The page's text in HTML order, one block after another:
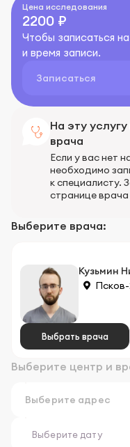
Цена исследования
2200 ₽
Чтобы записаться
и время записи.
Записаться
На эту
врача
Если у вас нет
необходимо
к специалисту.
странице врача
Выберите врача:
Кузьмин
Выбрать врача
Выберите центр и